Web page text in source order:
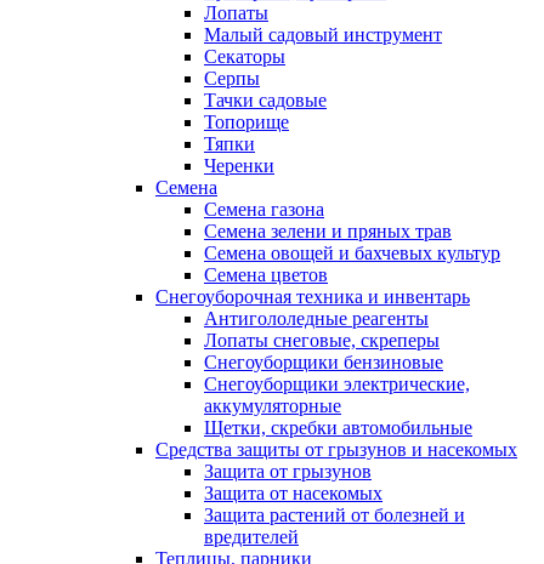
Лопаты
Малый садовый инструмент
Секаторы
Серпы
Тачки садовые
Топорище
Тяпки
Черенки
Семена
Семена газона
Семена зелени и пряных трав
Семена овощей и бахчевых культур
Семена цветов
Снегоуборочная техника и инвентарь
Антигололедные реагенты
Лопаты снеговые, скреперы
Снегоуборщики бензиновые
Снегоуборщики электрические,
аккумуляторные
Щетки, скребки автомобильные
Средства защиты от грызунов и насекомых
Защита от грызунов
Защита от насекомых
Защита растений от болезней и
вредителей
Теплицы, парники